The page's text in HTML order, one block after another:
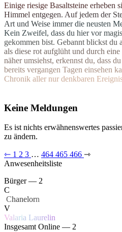
Einige riesige Basaltsteine erheben si
Himmel entgegen. Auf jedem der St
Art und Weise immer die neusten
Kein Zweifel, dass du hier vor magis
gekommen bist. Gebannt blickst du a
als diese rot aufglüht und durch eine
näher umsiehst, erkennst du, dass du
bereits vergangen Tagen einsehen ka
Chronik aller nur denkbaren Ereign
Keine Meldungen
Es ist nichts erwähnenswertes
zu ändern.
⇽ 1 2 3 … 464 465 466 ⇾
Anwesenheitsliste
Bürger — 2
C
Chanelorn
V
Valaria Laurelin
Insgesamt Online — 2